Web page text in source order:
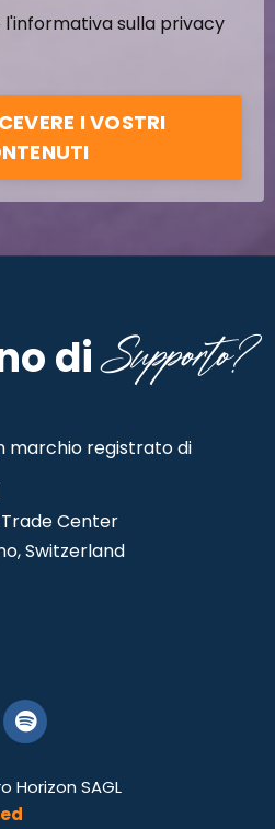
sulla privacy
I VOSTRI
diSupporto?
marchio registrato di
Center
Switzerland
Horizon SAGL